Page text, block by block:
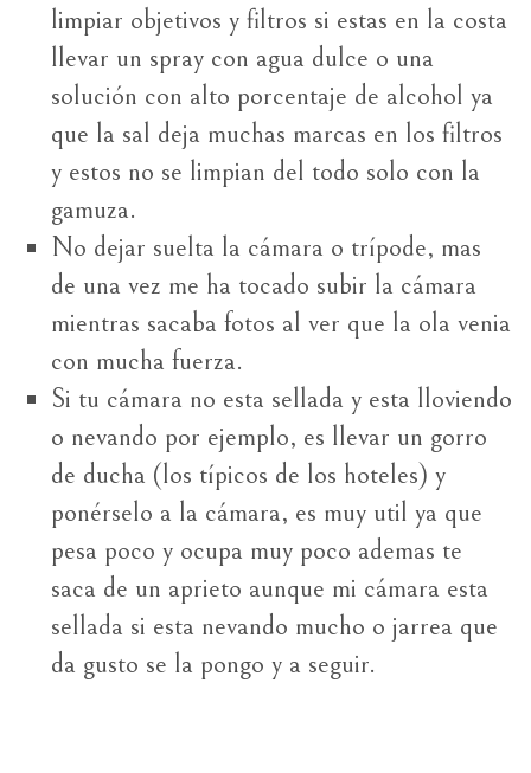
limpiar objetivos y filtros si estas en la costa
llevar un spray con agua dulce o una
solución con alto porcentaje de alcohol ya
que la sal deja muchas marcas en los filtros
y estos no se limpian del todo solo con la
gamuza.
No dejar suelta la cámara o trípode, mas
de una vez me ha tocado subir la cámara
mientras sacaba fotos al ver que la ola venia
con mucha fuerza.
Si tu cámara no esta sellada y esta lloviendo
o nevando por ejemplo, es llevar un gorro
de ducha (los típicos de los hoteles) y
ponérselo a la cámara, es muy util ya que
pesa poco y ocupa muy poco ademas te
saca de un aprieto aunque mi cámara esta
sellada si esta nevando mucho o jarrea que
da gusto se la pongo y a seguir.